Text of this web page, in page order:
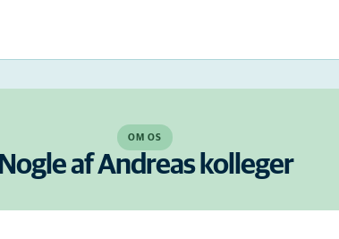
OM OS
Nogle af Andreas kolleger